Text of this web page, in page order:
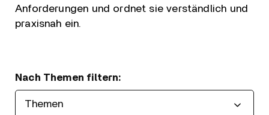
Anforderungen und ordnet sie verständlich und
praxisnah ein.
Nach Themen filtern: